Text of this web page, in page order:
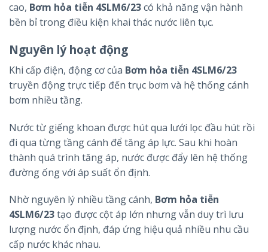
cao, Bơm hỏa tiễn 4SLM6/23có khả năng vận hành
bền bỉ trong điều kiện khai thác nước liên tục.
Nguyên lý hoạt động
Khi cấp điện, động cơ của Bơm hỏa tiễn 4SLM6/23
truyền động trực tiếp đến trục bơm và hệ thống cánh
bơm nhiều tầng.
Nước từ giếng khoan được hút qua lưới lọc đầu hút rồi
đi qua từng tầng cánh để tăng áp lực. Sau khi hoàn
thành quá trình tăng áp, nước được đẩy lên hệ thống
đường ống với áp suất ổn định.
Nhờ nguyên lý nhiều tầng cánh, Bơm hỏa tiễn
4SLM6/23tạo được cột áp lớn nhưng vẫn duy trì lưu
lượng nước ổn định, đáp ứng hiệu quả nhiều nhu cầu
cấp nước khác nhau.